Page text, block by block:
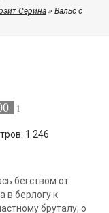
Серина » Вальс с
1
1 246
бегством от
в берлогу к
бруталу, о